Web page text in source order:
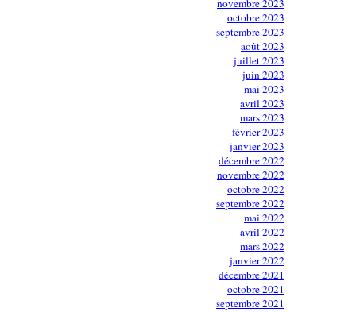
novembre 2023
octobre 2023
septembre 2023
août 2023
juillet 2023
juin 2023
mai 2023
avril 2023
mars 2023
février 2023
janvier 2023
décembre 2022
novembre 2022
octobre 2022
septembre 2022
mai 2022
avril 2022
mars 2022
janvier 2022
décembre 2021
octobre 2021
septembre 2021